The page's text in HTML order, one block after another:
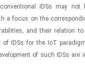
IDSs may
a focus on the
and their relation
IDSs for the IoT
of such IDSs are